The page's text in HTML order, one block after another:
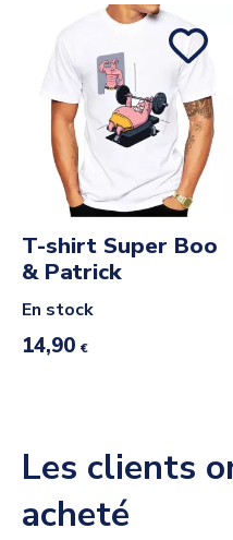
T-shirt Super Boo
& Patrick
En stock
14,90 €
Les clients
acheté